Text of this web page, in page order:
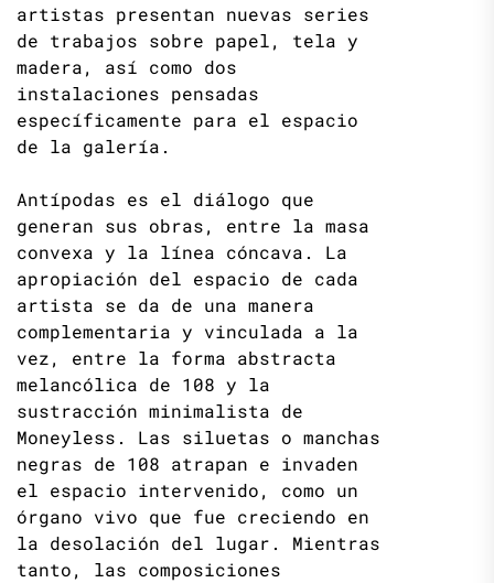
artistas presentan nuevas series
de trabajos sobre papel, tela y
madera, así como dos
instalaciones pensadas
específicamente para el espacio
de la galería.
Antípodas es el diálogo que
generan sus obras, entre la masa
convexa y la línea cóncava. La
apropiación del espacio de cada
artista se da de una manera
complementaria y vinculada a la
vez, entre la forma abstracta
melancólica de 108 y la
sustracción minimalista de
Moneyless. Las siluetas o manchas
negras de 108 atrapan e invaden
el espacio intervenido, como un
órgano vivo que fue creciendo en
la desolación del lugar. Mientras
tanto, las composiciones